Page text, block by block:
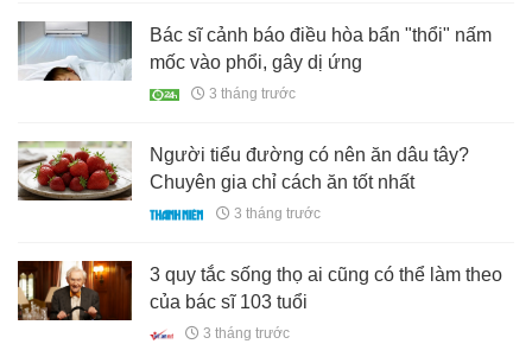
Bác sĩ cảnh báo điều hòa bẩn "thổi" nấm
mốc vào phổi, gây dị ứng
3 tháng trước
Người tiểu đường có nên ăn dâu tây?
Chuyên gia chỉ cách ăn tốt nhất
3 tháng trước
3 quy tắc sống thọ ai cũng có thể làm theo
của bác sĩ 103 tuổi
3 tháng trước